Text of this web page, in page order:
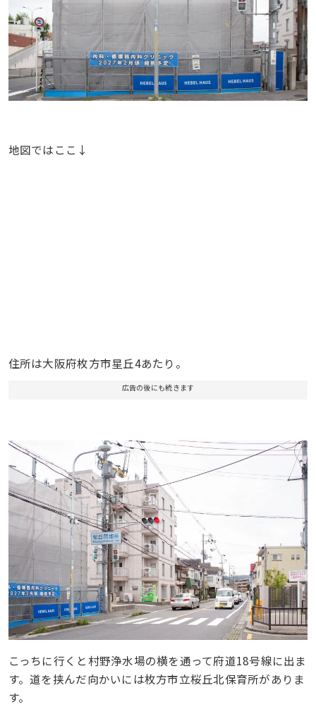
地図ではここ↓
住所は大阪府枚方市星丘4あたり。
広告の後にも続きます
こっちに行くと村野浄水場の横を通って府道18号線に出ま
す。道を挟んだ向かいには枚方市立桜丘北保育所がありま
す。